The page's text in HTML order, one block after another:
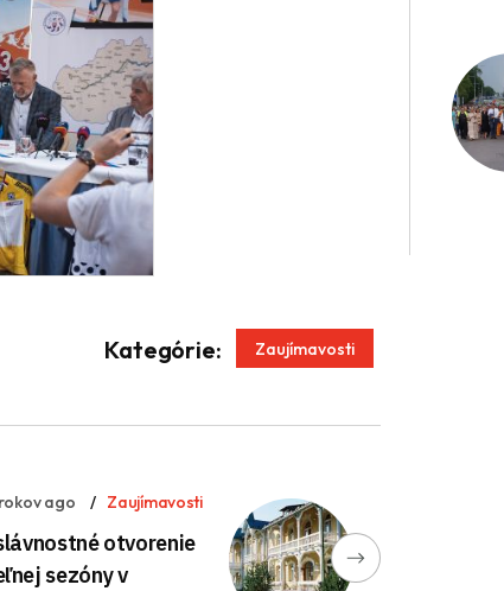
Kategórie: Zaujímavosti
ago Zaujímavosti
otvorenie
sezóny v